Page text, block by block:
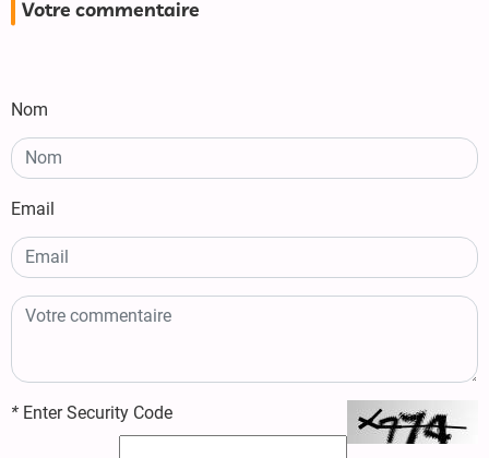
Votre commentaire
Nom
Email
* Enter Security Code